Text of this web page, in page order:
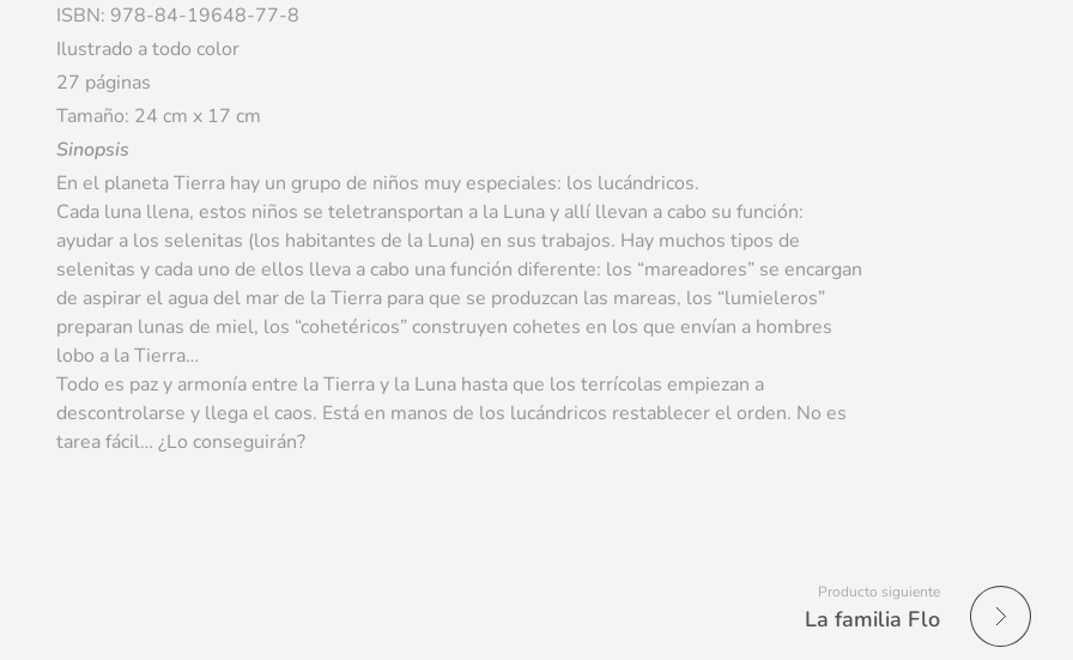
ISBN: 978-84-19648-77-8
Ilustrado a todo color
27 páginas
Tamaño: 24 cm x 17 cm
Sinopsis
En el planeta Tierra hay un grupo de niños muy especiales: los lucándricos.
Cada luna llena, estos niños se teletransportan a la Luna y allí llevan a cabo su función:
ayudar a los selenitas (los habitantes de la Luna) en sus trabajos. Hay muchos tipos de
selenitas y cada uno de ellos lleva a cabo una función diferente: los “mareadores” se encargan
de aspirar el agua del mar de la Tierra para que se produzcan las mareas, los “lumieleros”
preparan lunas de miel, los “cohetéricos” construyen cohetes en los que envían a hombres
lobo a la Tierra…
Todo es paz y armonía entre la Tierra y la Luna hasta que los terrícolas empiezan a
descontrolarse y llega el caos. Está en manos de los lucándricos restablecer el orden. No es
tarea fácil… ¿Lo conseguirán?
Producto siguiente
La familia Flo